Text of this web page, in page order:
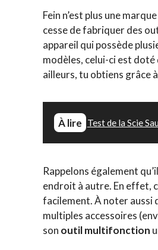
Fein n’est plus une
cesse de fabriquer des
appareil qui possède
modèles, celui-ci est doté
ailleurs, tu obtiens grâce
À lire Test de la Scie
Rappelons également
endroit à autre. En effet,
facilement. À noter aussi
multiples accessoires
son outil multifonction